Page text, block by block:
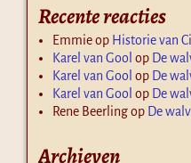
Recente reacties
Emmieop Historie van
Karel van Gool op De
Karel van Gool op De
Karel van Gool op De
Rene Beerlingop De
Archieven